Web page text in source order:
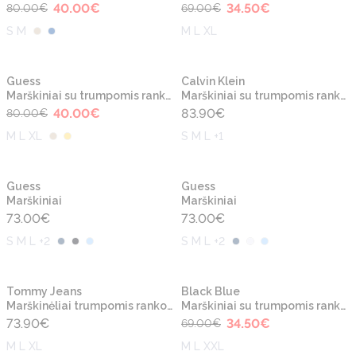
80.00€ 40.00€
S M
69.00€ 34.50€
M L XL
Guess
Marškiniai su trumpomis rankovėmis
80.00€ 40.00€
M L XL
Calvin Klein
Marškiniai su trumpomis rankovėmis
83.90€
S M L +1
Guess
Marškiniai
73.00€
S M L +2
Guess
Marškiniai
73.00€
S M L +2
Tommy Jeans
Marškinėliai trumpomis rankovėmis
73.90€
M L XL
-50%
Black Blue
Marškiniai su trumpomis rankovėmis
69.00€ 34.50€
M L XXL